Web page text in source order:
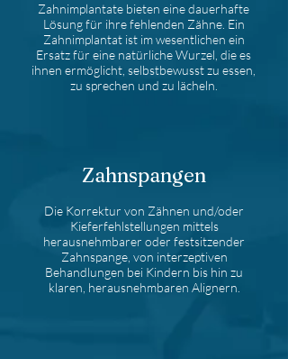
Zahnimplantate bieten eine dauerhafte
Lösung für ihre fehlenden Zähne. Ein
Zahnimplantat ist im wesentlichen ein
Ersatz für eine natürliche Wurzel, die es
ihnen ermöglicht, selbstbewusst zu essen,
zu sprechen und zu lächeln.
Zahnspangen
Die Korrektur von Zähnen und/oder
Kieferfehlstellungen mittels
herausnehmbarer oder festsitzender
Zahnspange, von interzeptiven
Behandlungen bei Kindern bis hin zu
klaren, herausnehmbaren Alignern.